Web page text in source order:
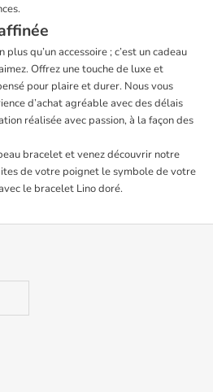
qu’un accessoire ; c’est un cadeau
Offrez une touche de luxe et
pour plaire et durer. Nous vous
d’achat agréable avec des délais
réalisée avec passion, à la façon des
bracelet et venez découvrir notre
de votre poignet le symbole de votre
le bracelet Lino doré.